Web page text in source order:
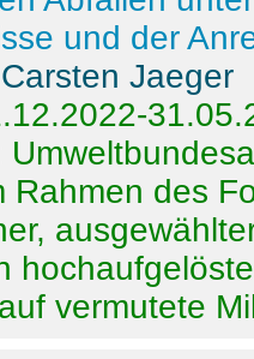
und der
Jaeger
Rahmen des
vermutete